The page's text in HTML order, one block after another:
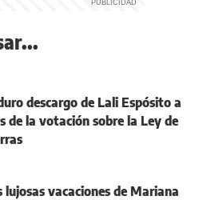
descargo de Lali Espósito a
de la votación sobre la Ley de
lujosas vacaciones de Mariana